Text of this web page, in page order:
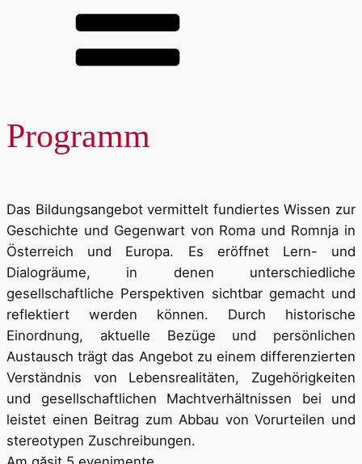
Programm
Das Bildungsangebot vermittelt fundiertes Wissen zur
Geschichte und Gegenwart von Roma und Romnja in
Österreich und Europa. Es eröffnet Lern- und
Dialogräume, in denen unterschiedliche
gesellschaftliche Perspektiven sichtbar gemacht und
reflektiert werden können. Durch historische
Einordnung, aktuelle Bezüge und persönlichen
Austausch trägt das Angebot zu einem differenzierten
Verständnis von Lebensrealitäten, Zugehörigkeiten
und gesellschaftlichen Machtverhältnissen bei und
leistet einen Beitrag zum Abbau von Vorurteilen und
stereotypen Zuschreibungen.